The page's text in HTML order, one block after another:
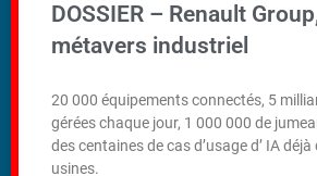
DOSSIER – Renault
métavers industriel
20 000 équipements connectés, 5
gérées chaque jour, 1 000 000 de
des centaines de cas d’usage d’ IA
usines.